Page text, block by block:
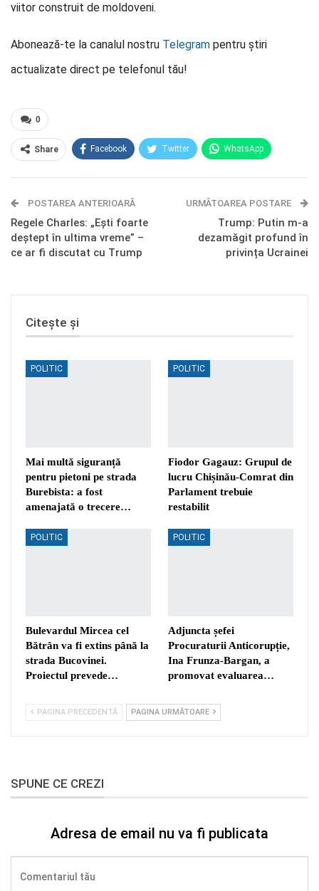
viitor construit de moldoveni.
Abonează-te la canalul nostru Telegram pentru știri
actualizate direct pe telefonul tău!
0
Share Facebook Twitter WhatsApp
Telegram OK.ru
POSTAREA ANTERIOARĂ
Regele Charles: „Eşti foarte
deştept în ultima vreme” –
ce ar fi discutat cu Trump
URMĂTOAREA POSTARE
Trump: Putin m-a
dezamăgit profund în
privința Ucrainei
Citește și
POLITIC
Mai multă siguranță
pentru pietoni pe strada
Burebista: a fost
amenajată o trecere…
POLITIC
Fiodor Gagauz: Grupul de
lucru Chișinău-Comrat din
Parlament trebuie
restabilit
POLITIC
Bulevardul Mircea cel
Bătrân va fi extins până la
strada Bucovinei.
Proiectul prevede…
POLITIC
Adjuncta șefei
Procuraturii Anticorupție,
Ina Frunza-Bargan, a
promovat evaluarea…
PAGINA PRECEDENTĂ PAGINA URMĂTOARE
SPUNE CE CREZI
Adresa de email nu va fi publicata